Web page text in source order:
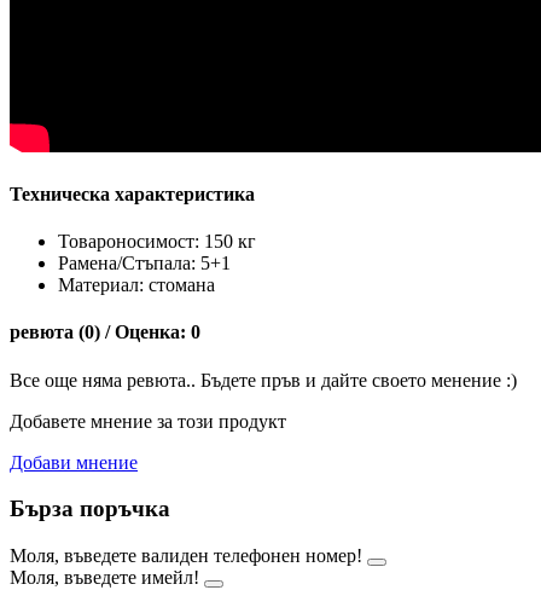
Техническа характеристика
Товароносимост: 150 кг
Рамена/Стъпала: 5+1
Материал: стомана
ревюта (0) / Оценка: 0
Все още няма ревюта.. Бъдете пръв и дайте своето менение :)
Добавете мнение за този продукт
Добави мнение
Бърза поръчка
Моля, въведете валиден телефонен номер!
Моля, въведете имейл!